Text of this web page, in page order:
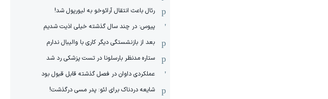
رئال باعث انتقال آرائوخو به لیورپول شد!
پیوس: در چند سال گذشته خیلی اذیت شدیم
بعد از بازنشستگی دیگر کاری با والیبال ندارم
ستاره مدنظر بارسلونا در تست پزشکی رد شد
عملکردی داوان در فصل گذشته قابل قبول بود
شایعه دردناک برای لئو: پدر مسی درگذشت!